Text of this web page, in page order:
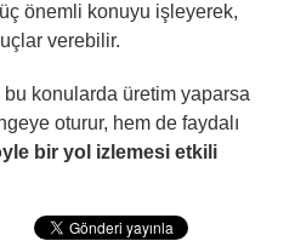
önemli konuyu işleyerek,
verebilir.
konularda üretim yaparsa
oturur, hem de faydalı
bir yol izlemesi etkili